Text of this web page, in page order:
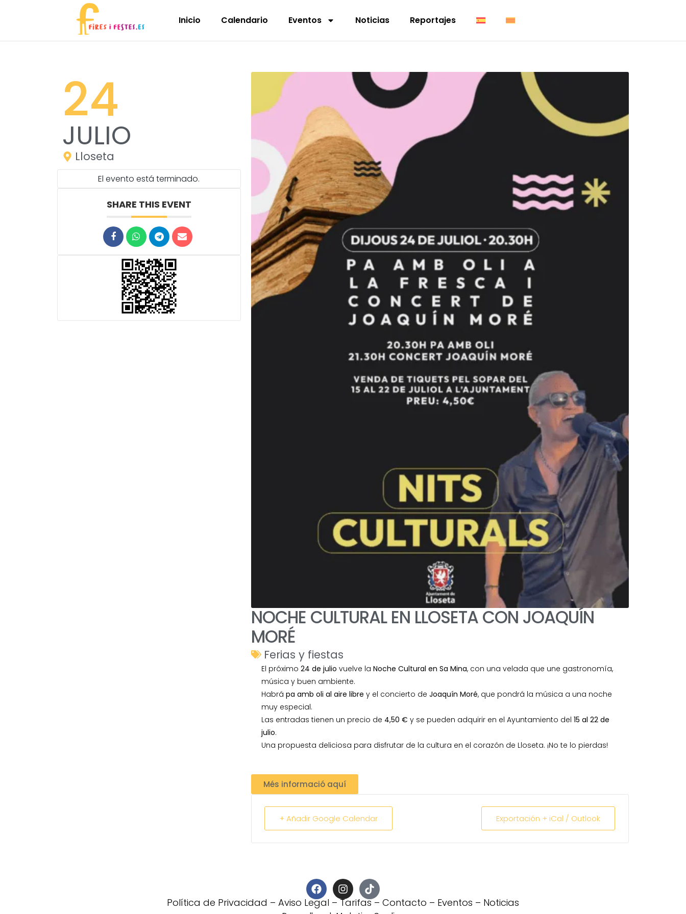
Inicio Calendario Eventos Noticias Reportajes
24
JULIO
Lloseta
El evento está terminado.
SHARE THIS EVENT
NOCHE CULTURAL EN LLOSETA CON JOAQUÍN
MORÉ
Ferias y fiestas
El próximo 24 de julio vuelve la Noche Cultural en Sa Mina, con una velada que une gastronomía,
música y buen ambiente.
Habrá pa amb oli al aire libre y el concierto de Joaquín Moré, que pondrá la música a una noche
muy especial.
Las entradas tienen un precio de 4,50 € y se pueden adquirir en el Ayuntamiento del 15 al 22 de
julio.
Una propuesta deliciosa para disfrutar de la cultura en el corazón de Lloseta. ¡No te lo pierdas!
Més informació aquí
+ Añadir Google Calendar Exportación + iCal / Outlook
Política de Privacidad – Aviso Legal –Tarifas– Contacto – Eventos – Noticias